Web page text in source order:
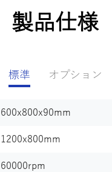
製品仕様
標準 オプション
600x800x90mm
1200x800mm
60000rpm
ArtCam AlphaCAM